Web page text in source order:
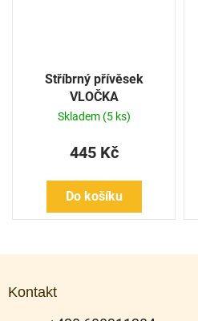
Stříbrný přívěsek
VLOČKA
Skladem (5 ks)
445 Kč
Do košíku
Kontakt